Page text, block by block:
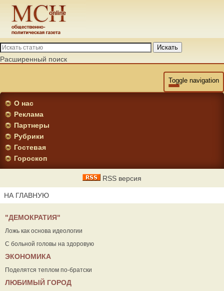
Искать
Расширенный поиск
Toggle navigation
О нас
Реклама
Партнеры
Рубрики
Гостевая
Гороскоп
RSS версия
НА ГЛАВНУЮ
"ДЕМОКРАТИЯ"
Ложь как основа идеологии
С больной головы на здоровую
ЭКОНОМИКА
Поделятся теплом по-братски
ЛЮБИМЫЙ ГОРОД